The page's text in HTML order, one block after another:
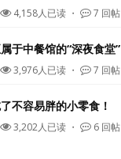
4,158人已读 ・ 7 回帖
于中餐馆的“深夜食堂”
3,976人已读 ・ 7 回帖
不容易胖的小零食！
3,202人已读 ・ 6 回帖